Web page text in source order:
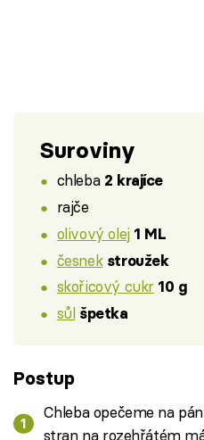
Suroviny
chleba 2 krajíce
rajče
olivový olej 1 ML
česnek stroužek
skořicový cukr 10 g
sůl špetka
Postup
Chleba opečeme na
stran na rozehřátém